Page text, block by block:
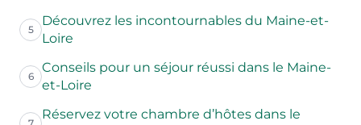
5
Découvrez les incontournables du Maine-et-
Loire
6
Conseils pour un séjour réussi dans le Maine-
et-Loire
Réservez votre chambre d’hôtes dans le